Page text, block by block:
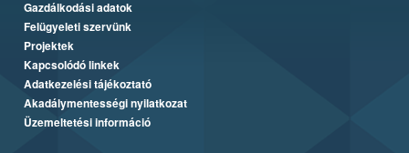
Gazdálkodási adatok
Felügyeleti szervünk
Projektek
Kapcsolódó linkek
Adatkezelési tájékoztató
Akadálymentességi nyilatkozat
Üzemeltetési információ